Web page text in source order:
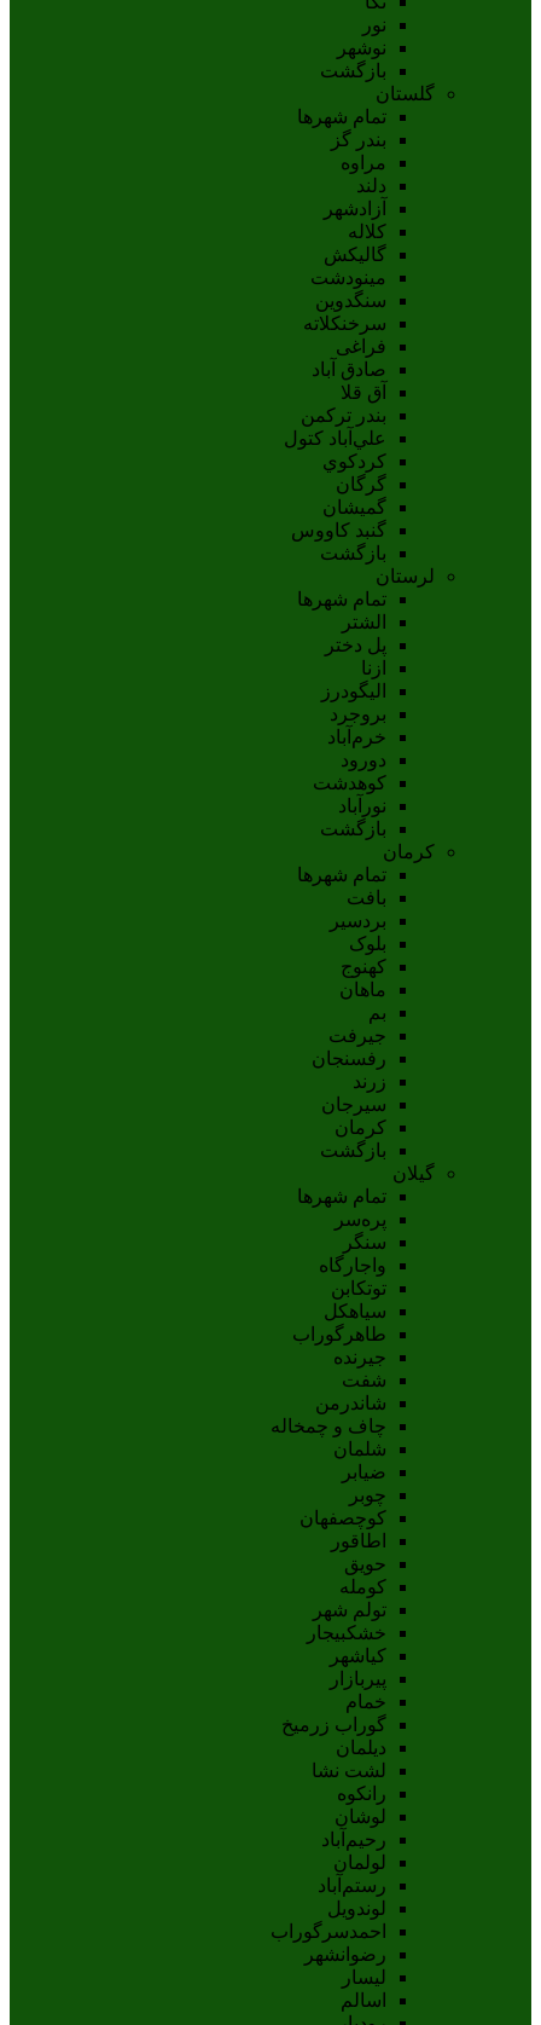
نور
نوشهر
بازگشت
گلستان
تمام شهر‌ها
بندر گز
مراوه
دلند
آزادشهر
کلاله
گالیکش
مینودشت
سنگدوین
سرخنکلاته
فراغی
صادق آباد
آق قلا
بندر ترکمن
علي‌آباد کتول
کردکوي
گرگان
گميشان
گنبد کاووس
بازگشت
لرستان
تمام شهر‌ها
الشتر
پل دختر
ازنا
اليگودرز
بروجرد
خرم‌آباد
دورود
کوهدشت
نورآباد
بازگشت
کرمان
تمام شهر‌ها
بافت
بردسیر
بلوک
کهنوج
ماهان
بم
جيرفت
رفسنجان
زرند
سيرجان
کرمان
بازگشت
گیلان
تمام شهر‌ها
پره‌سر
سنگر
واجارگاه
توتکابن
سیاهکل
طاهرگوراب
جیرنده
شفت
شاندرمن
چاف و چمخاله
شلمان
ضیابر
چوبر
کوچصفهان
اطاقور
حویق
کومله
تولم شهر
خشکبیجار
کیاشهر
پیربازار
خمام
گوراب زرمیخ
دیلمان
لشت نشا
رانکوه
لوشان
رحیم‌آباد
لولمان
رستم‌آباد
لوندویل
احمدسرگوراب
رضوانشهر
لیسار
اسالم